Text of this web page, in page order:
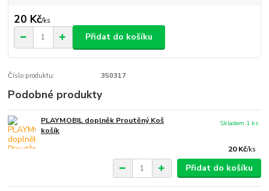
20 Kč/ks
Přidat do košíku
Číslo produktu: 350317
Podobné produkty
PLAYMOBIL doplněk Proutěný Koš
košík
20 Kč/ks
Skladem 1 ks
Přidat do košíku